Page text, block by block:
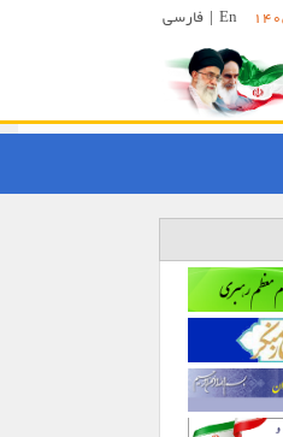
En
| فارسی